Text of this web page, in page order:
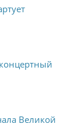
Великой